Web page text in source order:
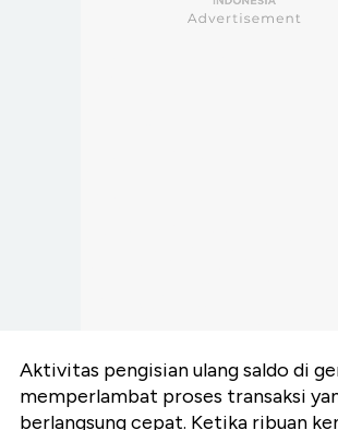
Aktivitas pengisian ulang saldo di
memperlambat proses transaksi
berlangsung cepat. Ketika ribuan